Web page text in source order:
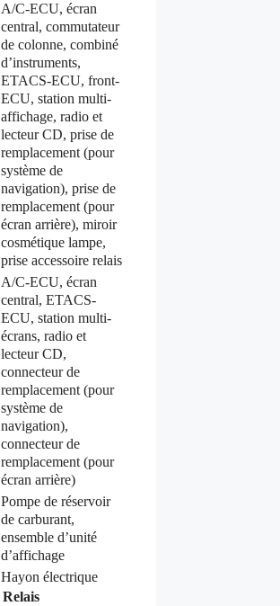
A/C-ECU, écran
central, commutateur
de colonne, combiné
d’instruments,
ETACS-ECU, front-
ECU, station multi-
affichage, radio et
lecteur CD, prise de
remplacement (pour
système de
navigation), prise de
remplacement (pour
écran arrière), miroir
cosmétique lampe,
prise accessoire relais
A/C-ECU, écran
central, ETACS-
ECU, station multi-
écrans, radio et
lecteur CD,
connecteur de
remplacement (pour
système de
navigation),
connecteur de
remplacement (pour
écran arrière)
Pompe de réservoir
de carburant,
ensemble d’unité
d’affichage
Hayon électrique
Relais